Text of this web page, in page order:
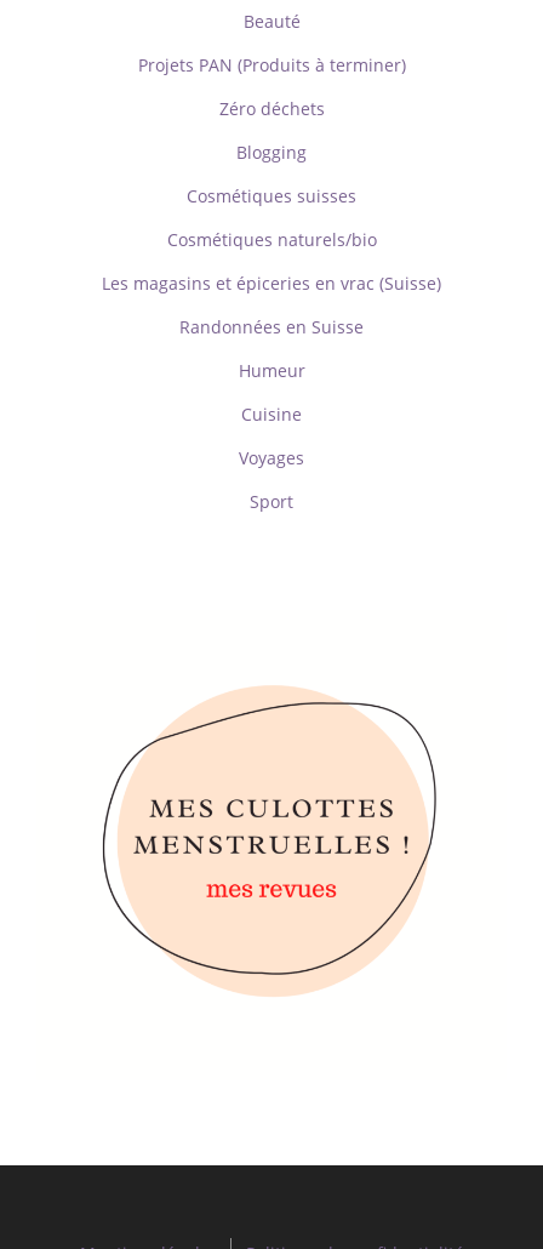
Beauté
Projets PAN (Produits à terminer)
Zéro déchets
Blogging
Cosmétiques suisses
Cosmétiques naturels/bio
Les magasins et épiceries en vrac (Suisse)
Randonnées en Suisse
Humeur
Cuisine
Voyages
Sport